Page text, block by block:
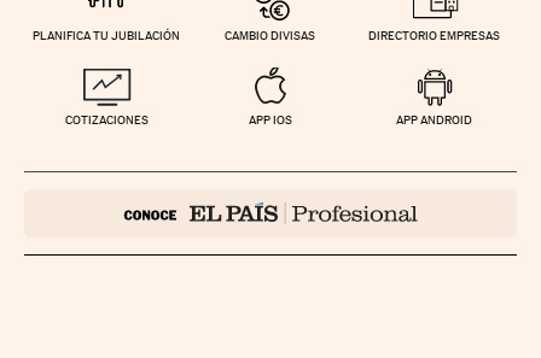
PLANIFICA TU JUBILACIÓN CAMBIO DIVISAS DIRECTORIO EMPRESAS
COTIZACIONES APP IOS APP ANDROID